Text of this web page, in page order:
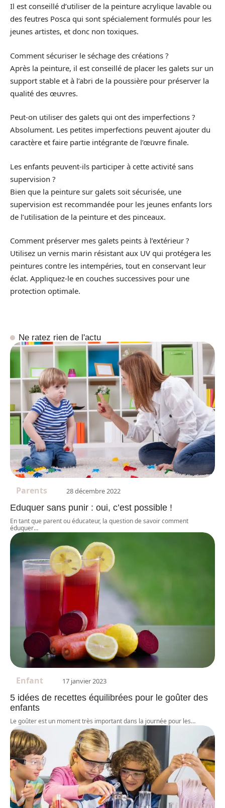
Il est conseillé d’utiliser de la peinture acrylique lavable ou
des feutres Posca qui sont spécialement formulés pour les
jeunes artistes, et donc non toxiques.
Comment sécuriser le séchage des créations ?
Après la peinture, il est conseillé de placer les galets sur un
support stable et à l’abri de la poussière pour préserver la
qualité des œuvres.
Peut-on utiliser des galets qui ont des imperfections ?
Absolument. Les petites imperfections peuvent ajouter du
caractère et faire partie intégrante de l’œuvre finale.
Les enfants peuvent-ils participer à cette activité sans
supervision ?
Bien que la peinture sur galets soit sécurisée, une
supervision est recommandée pour les jeunes enfants lors
de l’utilisation de la peinture et des pinceaux.
Comment préserver mes galets peints à l’extérieur ?
Utilisez un vernis marin résistant aux UV qui protégera les
peintures contre les intempéries, tout en conservant leur
éclat. Appliquez-le en couches successives pour une
protection optimale.
Ne ratez rien de l'actu
Parents 28 décembre 2022
Eduquer sans punir : oui, c’est possible !
En tant que parent ou éducateur, la question de savoir comment
éduquer…
Enfant 17 janvier 2023
5 idées de recettes équilibrées pour le goûter des
enfants
Le goûter est un moment très important dans la journée pour les…